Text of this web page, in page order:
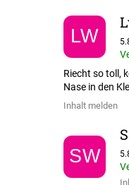
LW
Riecht so toll,
Nase in den
Inhalt melden
SW